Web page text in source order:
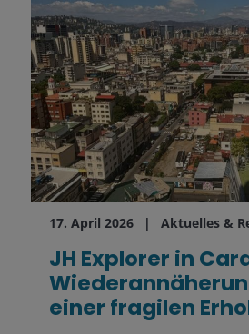
17. April 2026 Aktuelles &
JH Explorer in
einer fragilen